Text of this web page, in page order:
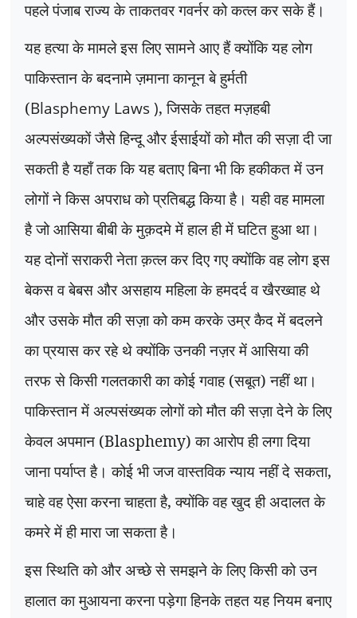
पहले पंजाब राज्य के ताकतवर गवर्नर को कत्ल कर सके हैं।
यह हत्या के मामले इस लिए सामने आए हैं क्योंकि यह लोग
पाकिस्तान के बदनामे ज़माना कानून बे हुर्मती
(Blasphemy Laws ),जिसके तहत मज़हबी
अल्पसंख्यकों जैसे हिन्दू और ईसाईयों को मौत की सज़ा दी जा
सकती है यहाँ तक कि यह बताए बिना भी कि हकीकत में उन
लोगों ने किस अपराध को प्रतिबद्ध किया है। यही वह मामला
है जो आसिया बीबी के मुक़दमे में हाल ही में घटित हुआ था।
यह दोनों सराकरी नेता क़त्ल कर दिए गए क्योंकि वह लोग इस
बेकस व बेबस और असहाय महिला के हमदर्द व खैरख्वाह थे
और उसके मौत की सज़ा को कम करके उम्र कैद में बदलने
का प्रयास कर रहे थे क्योंकि उनकी नज़र में आसिया की
तरफ से किसी गलतकारी का कोई गवाह (सबूत) नहीं था।
पाकिस्तान में अल्पसंख्यक लोगों को मौत की सज़ा देने के लिए
केवल अपमान (Blasphemy)का आरोप ही लगा दिया
जाना पर्याप्त है। कोई भी जज वास्तविक न्याय नहीं दे सकता,
चाहे वह ऐसा करना चाहता है,क्योंकि वह खुद ही अदालत के
कमरे में ही मारा जा सकता है।
इस स्थिति को और अच्छे से समझने के लिए किसी को उन
हालात का मुआयना करना पड़ेगा हिनके तहत यह नियम बनाए